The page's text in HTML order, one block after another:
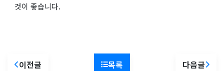
것이 좋습니다.
이전글 목록 다음글